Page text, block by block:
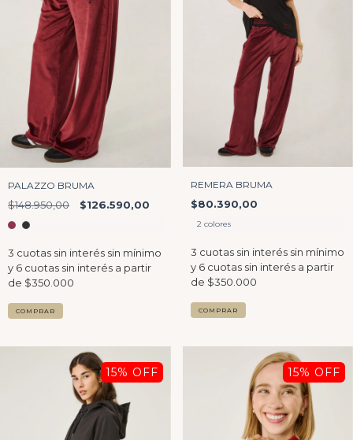
PALAZZO BRUMA
$148.950,00 $126.590,00
COMPRAR
REMERA BRUMA
$80.390,00
2 colores
COMPRAR
15% OFF 15% OFF